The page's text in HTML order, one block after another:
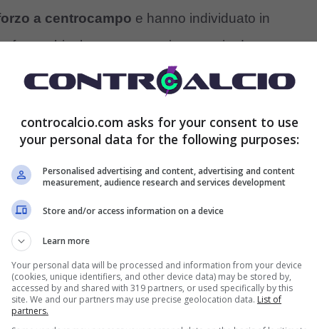
a centrocampo e hanno individuato in
fare subito bene, e magari portare in dote un
iniziato a circolare voci su unsorpasso decisivo
hanno intenzione di farsi beffare all’ultimo
sorpasso dei
legata al
tappa. Da tempo sottolinea quanto il calciatore
di ieri si è scatenato il panico per via della
trattare conVagnati, il che lasciava intendere un
controcalcio.com asks for your consent to use
your personal data for the following purposes:
Personalised advertising and content, advertising and content
measurement, audience research and services development
Store and/or access information on a device
Learn more
Your personal data will be processed and information from your device
(cookies, unique identifiers, and other device data) may be stored by,
accessed by and shared with 319 partners, or used specifically by this
site. We and our partners may use precise geolocation data. List of
partners.